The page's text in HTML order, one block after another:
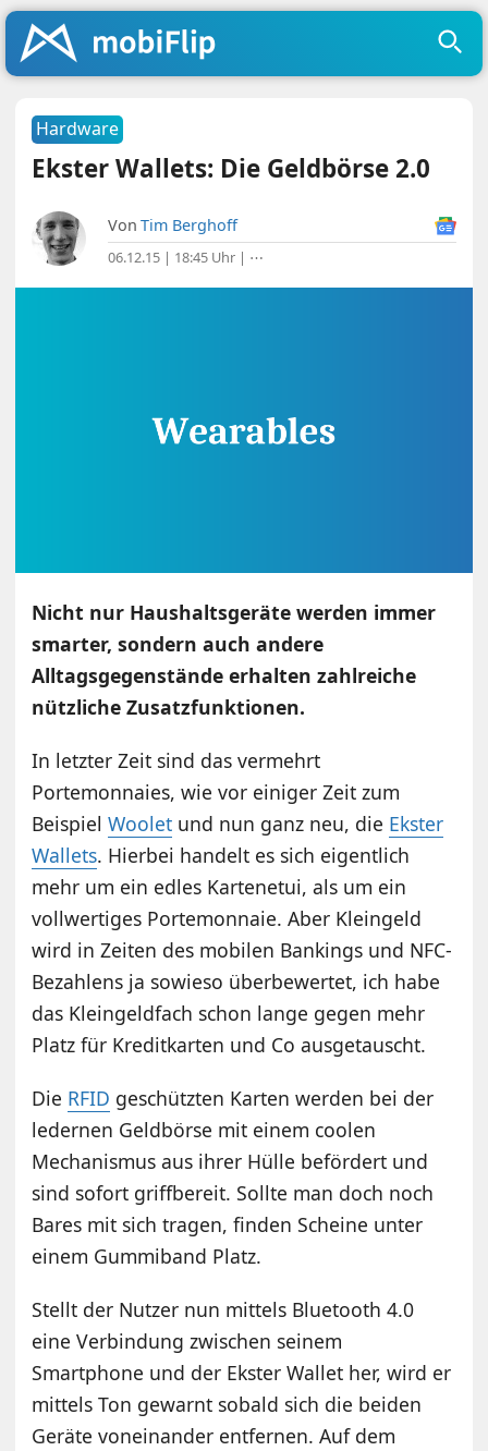
Hardware
Ekster Wallets: Die Geldbörse 2.0
Von Tim Berghoff
06.12.15 | 18:45 Uhr | ⋯
Nicht nur Haushaltsgeräte werden immer
smarter, sondern auch andere
Alltagsgegenstände erhalten zahlreiche
nützliche Zusatzfunktionen.
In letzter Zeit sind das vermehrt
Portemonnaies, wie vor einiger Zeit zum
BeispielWoolet und nun ganz neu, die Ekster
Wallets. Hierbei handelt es sich eigentlich
mehr um ein edles Kartenetui, als um ein
vollwertiges Portemonnaie. Aber Kleingeld
wird in Zeiten des mobilen Bankings und NFC-
Bezahlens ja sowieso überbewertet, ich habe
das Kleingeldfach schon lange gegen mehr
Platz für Kreditkarten und Co ausgetauscht.
Die RFID geschützten Karten werden bei der
ledernen Geldbörse mit einem coolen
Mechanismus aus ihrer Hülle befördert und
sind sofort griffbereit. Sollte man doch noch
Bares mit sich tragen, finden Scheine unter
einem Gummiband Platz.
Stellt der Nutzer nun mittels Bluetooth 4.0
eine Verbindung zwischen seinem
Smartphone und der Ekster Wallet her, wird er
mittels Ton gewarnt sobald sich die beiden
Geräte voneinander entfernen. Auf dem